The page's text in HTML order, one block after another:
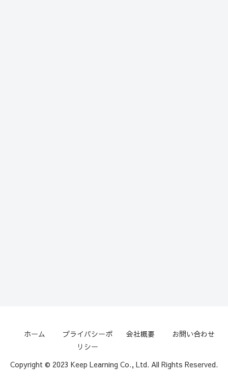
ホーム
プライバシーポ
リシー
会社概要 お問い合わせ
Copyright © 2023 Keep Learning Co., Ltd. All Rights Reserved.